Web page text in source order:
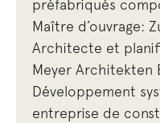
préfabriqués
Maître d’ouvrage:
Architecte et
Meyer Architekten
Développement
entreprise de